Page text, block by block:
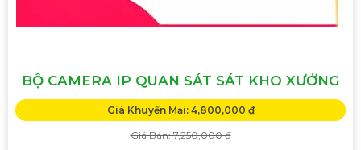
BỘ CAMERA IP QUAN SÁT SÁT KHO XƯỞNG
Giá Khuyến Mại: 4,800,000 ₫
Giá Bán: 7,250,000 ₫